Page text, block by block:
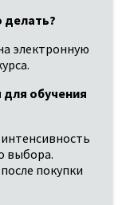
делать?
электронную
для обучения
выбора.
покупки